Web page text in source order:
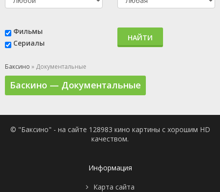
Фильмы
Сериалы
НАЙТИ
Баксино » Документальные
Баскино — Документальные
© "Баксино" - на сайте 128983 кино картины с хорошим HD
качеством.
Информация
Карта сайта